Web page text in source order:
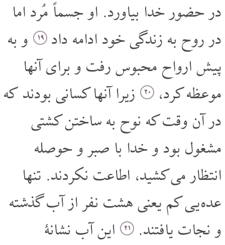
در حضور خدا بیاورد. او جسماً مُرد اما
در روح به زندگی خود ادامه داد
۱۹ و به
پیش ارواح محبوس رفت و برای آنها
موعظه کرد،
۲۰ زیرا آنها کسانی بودند که
در آن وقت که نوح به ساختن کشتی
مشغول بود و خدا با صبر و حوصله
انتظار می کشید، اطاعت نکردند. تنها
عده یی کم یعنی هشت نفر از آب گذشته
و نجات یافتند.
۲۱ این آب نشانۀ